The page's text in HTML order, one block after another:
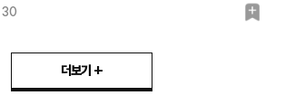
북
더보기 +